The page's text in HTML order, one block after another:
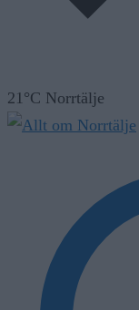
21°C Norrtälje